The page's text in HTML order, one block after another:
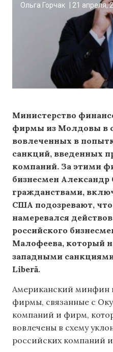
Ольга Горчак 21 апреля,
Министерство
фирмы из Молдовы в
вовлеченных в
санкций, введенных
компаний. За этими
бизнесмен
гражданствами,
США подозревают,
намеревался
российского
Малофеева, который
западными
Liberă.
Американский минфин
фирмы, связанные с
компаний и фирм,
вовлечены в схему
российских компаний